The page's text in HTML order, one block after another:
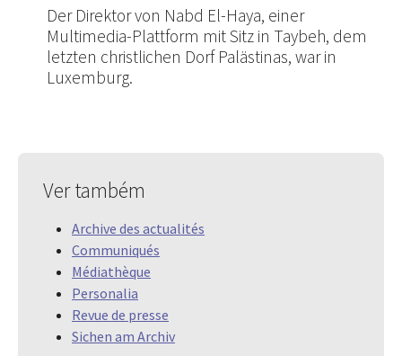
Der Direktor von Nabd El-Haya, einer
Multimedia-Plattform mit Sitz in Taybeh, dem
letzten christlichen Dorf Palästinas, war in
Luxemburg.
Ver também
Archive des actualités
Communiqués
Médiathèque
Personalia
Revue de presse
Sichen am Archiv